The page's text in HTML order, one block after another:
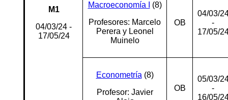
M1
04/03/24 -
17/05/24
Macroeconomía I
(8)
Profesores: Marcelo
Perera y Leonel
Muinelo
OB
04/03/
-
17/05/
Econometría (8)
Profesor: Javier
OB
05/03/
-
16/05/